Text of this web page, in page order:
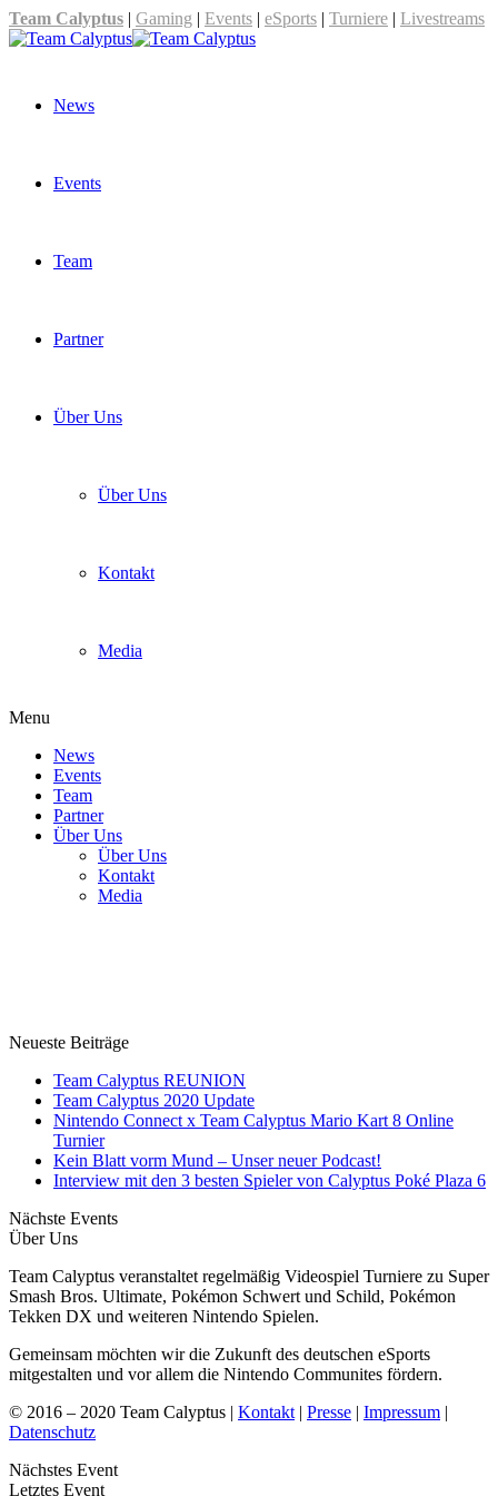
Team Calyptus | Gaming | Events | eSports | Turniere | Livestreams
News
Events
Team
Partner
Über Uns
Über Uns
Kontakt
Media
Menu
News
Events
Team
Partner
Über Uns
Über Uns
Kontakt
Media
Neueste Beiträge
Team Calyptus REUNION
Team Calyptus 2020 Update
Nintendo Connect x Team Calyptus Mario Kart 8 Online
Turnier
Kein Blatt vorm Mund – Unser neuer Podcast!
Interview mit den 3 besten Spieler von Calyptus Poké Plaza 6
Nächste Events
Über Uns
Team Calyptus veranstaltet regelmäßig Videospiel Turniere zu Super
Smash Bros. Ultimate, Pokémon Schwert und Schild, Pokémon
Tekken DX und weiteren Nintendo Spielen.
Gemeinsam möchten wir die Zukunft des deutschen eSports
mitgestalten und vor allem die Nintendo Communites fördern.
© 2016 – 2020 Team Calyptus | Kontakt | Presse | Impressum |
Datenschutz
Nächstes Event
Letztes Event